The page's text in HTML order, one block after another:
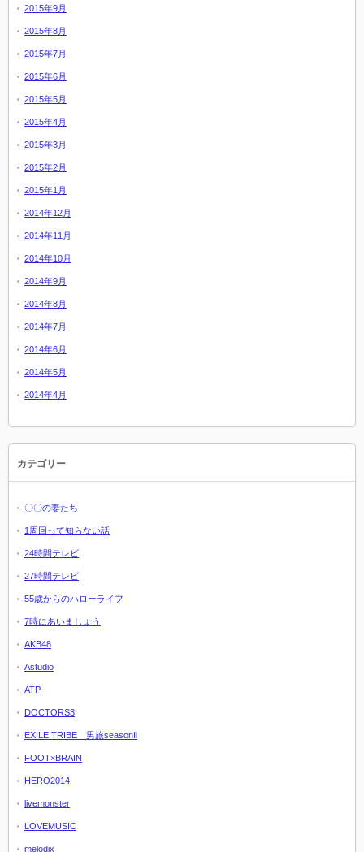
2015年9月
2015年8月
2015年7月
2015年6月
2015年5月
2015年4月
2015年3月
2015年2月
2015年1月
2014年12月
2014年11月
2014年10月
2014年9月
2014年8月
2014年7月
2014年6月
2014年5月
2014年4月
カテゴリー
〇〇の妻たち
1周回って知らない話
24時間テレビ
27時間テレビ
55歳からのハローライフ
7時にあいましょう
AKB48
Astudio
ATP
DOCTORS3
EXILE TRIBE 男旅seasonⅡ
FOOT×BRAIN
HERO2014
livemonster
LOVEMUSIC
melodix